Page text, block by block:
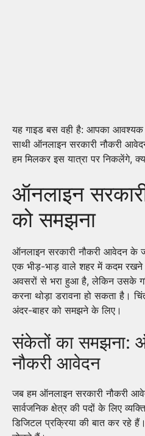
यह गाइड बस वही है: आपका आवश्यक
साथी ऑनलाइन सरकारी नौकरी
हम मिलकर इस यात्रा पर निकलेंगे,
ऑनलाइन
को समझना
ऑनलाइन सरकारी नौकरी आवेदन के
एक भीड़-भाड़ वाले शहर में कदम
अवसरों से भरा हुआ है, लेकिन उसके
करना थोड़ा डरावना हो सकता है।
अंदर-बाहर को समझने के लिए।
संकेतों का समझना:
नौकरी आवेदन
जब हम ऑनलाइन सरकारी नौकरी
सार्वजनिक क्षेत्र की पदों के लिए
डिजिटल प्रक्रिया की बात कर रहे